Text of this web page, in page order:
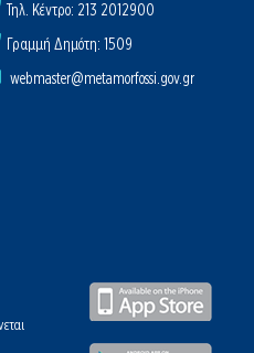
Τηλ. Κέντρο: 213 2012900
Γραμμή Δημότη: 1509
webmaster@metamorfossi.gov.gr